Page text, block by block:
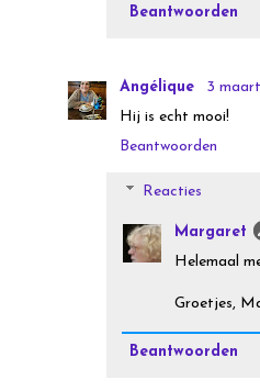
Beantwoorden
Angélique
3
Hij is echt mooi!
Beantwoorden
Reacties
Margaret
Helemaal
Groetjes,
Beantwoorden